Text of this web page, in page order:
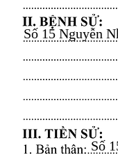
Số 15 Nguyễn
Số